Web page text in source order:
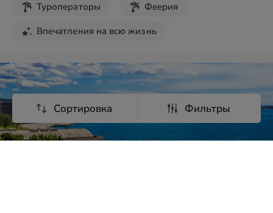
Сортировка
Туроператоры
Феерия
Впечатления на всю жизнь
Фильтры